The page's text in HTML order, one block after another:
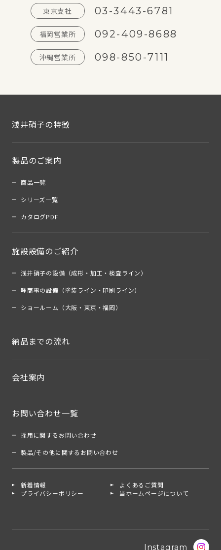
東京支社 03-3443-6781
福岡営業所 092-409-8688
沖縄営業所 098-850-7111
浅井硝子の特徴
製品のご案内
商品一覧
シリーズ一覧
カタログPDF
施設設備のご紹介
浅井硝子の設備（成形・加工・検査ライン）
暉商事の設備（塗装ライン・印刷ライン）
ショールーム（大阪・東京・福岡）
納品までの流れ
会社案内
お問い合わせ一覧
採用に関するお問い合わせ
製品/その他に関するお問い合わせ
新着情報
よくあるご質問
プライバシーポリシー
当ホームページについて
Instagram